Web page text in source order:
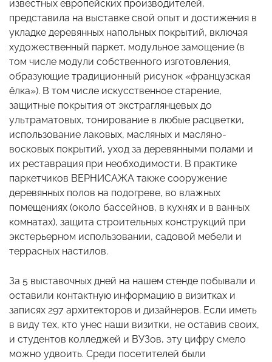
известных европейских производителей,
представила на выставке свой опыт и достижения в
укладке деревянных напольных покрытий, включая
художественный паркет, модульное замощение (в
том числе модули собственного изготовления,
образующие традиционный рисунок «французская
ёлка»). В том числе искусственное старение,
защитные покрытия от экстраглянцевых до
ультраматовых, тонирование в любые расцветки,
использование лаковых, масляных и масляно-
восковых покрытий, уход за деревянными полами и
их реставрация при необходимости. В практике
паркетчиков ВЕРНИСАЖА также сооружение
деревянных полов на подогреве, во влажных
помещениях (около бассейнов, в кухнях и в ванных
комнатах), защита строительных конструкций при
экстерьерном использовании, садовой мебели и
террасных настилов.
За 5 выставочных дней на нашем стенде побывали и
оставили контактную информацию в визитках и
записях 297 архитекторов и дизайнеров. Если иметь
в виду тех, кто унес наши визитки, не оставив своих,
и студентов колледжей и ВУЗов, эту цифру смело
можно удвоить. Среди посетителей были